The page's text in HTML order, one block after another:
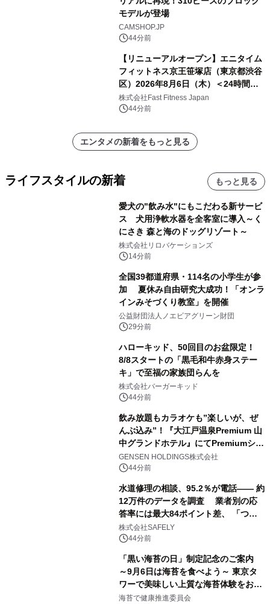
モデルが登場
CAMSHOP.JP
44分前
【リニューアルオープン】エニタイム
フィットネス京王笹塚店（東京都渋谷
区）2026年8月6日（木）＜24時間年
中無休のフィットネスジム＞
株式会社Fast Fitness Japan
44分前
エンタメの新着をもっと見る
ライフスタイルの新着 もっと見る
愛犬の"飲み水"にもこだわる新サービ
ス 犬用浄軟水器を全客室に導入～く
にさき 森と海のドッグリゾート～
株式会社リロバケーションズ
14分前
全国39都道府県・114名の小学生が参
加 夏休み自由研究大成功！「オンラ
インみそづくり教室」を開催
公益財団法人ノエビアグリーン財団
29分前
ハローキッド、50回目のお盆限定！
8/8スタートの「黒毛和牛赤身ステー
キ」で至福の家族団らんを
株式会社バーガーキッド
44分前
飲み放題もカラオケも”楽しいが、ぜ
んぶ込み”！『大江戸温泉Premium 山
中グランドホテル』にてPremiumシリ
ーズ初のオールインクルーシブ導入
GENSEN HOLDINGS株式会社
44分前
水道修理の相談、95.2％が電話―― 約
12万件のデータを調査 業者別の応
答率には最大84ポイント差、 「つな
がりやすさ」も選定基準に
株式会社SAFELY
44分前
「黒い海苔の日」制定記念のご案内
～9月6日は海苔を食べよう～ 東京タ
ワーで美味しい上質な海苔体験をお届
けします！
海苔で健康推進委員会